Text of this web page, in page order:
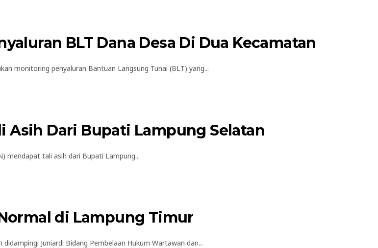
BLT Dana Desa Di Dua Kecamatan
monitoring penyaluran Bantuan Langsung Tunai (BLT) yang...
Asih Dari Bupati Lampung Selatan
mendapat tali asih dari Bupati Lampung...
di Lampung Timur
Juniardi Bidang Pembelaan Hukum Wartawan dan...